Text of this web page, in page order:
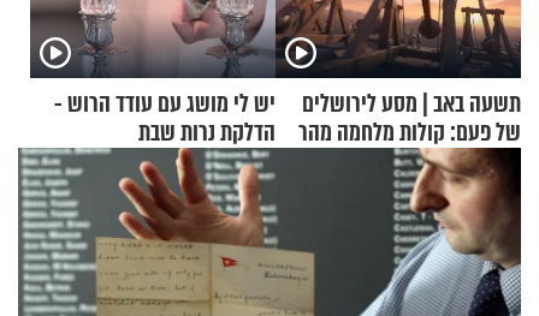
תשעה באב | מסע לירושלים
של פעם: קולות מלחמה מהר
הזיתים
יש לי מושג עם עודד הרוש -
הדלקת נרות שבת